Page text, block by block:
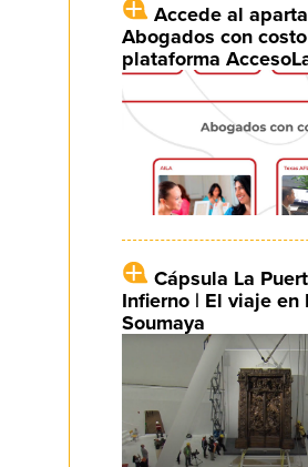
Accede al
Abogados con
plataforma
Cápsula La
Infierno | El viaje en
Soumaya